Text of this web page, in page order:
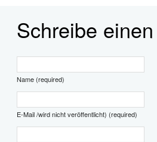
Schreibe
Name (required)
E-Mail /wird nicht veröffentlicht) (required)